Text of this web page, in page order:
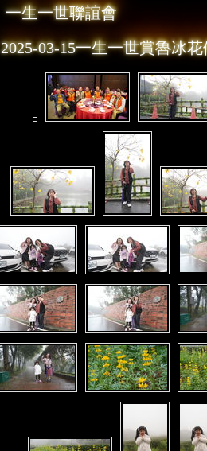
2025-03-15一生一世賞魯冰
一生一世聯誼會